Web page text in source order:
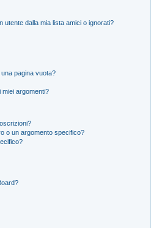
dalla mia lista amici o ignorati?
pagina vuota?
argomenti?
o un argomento specifico?